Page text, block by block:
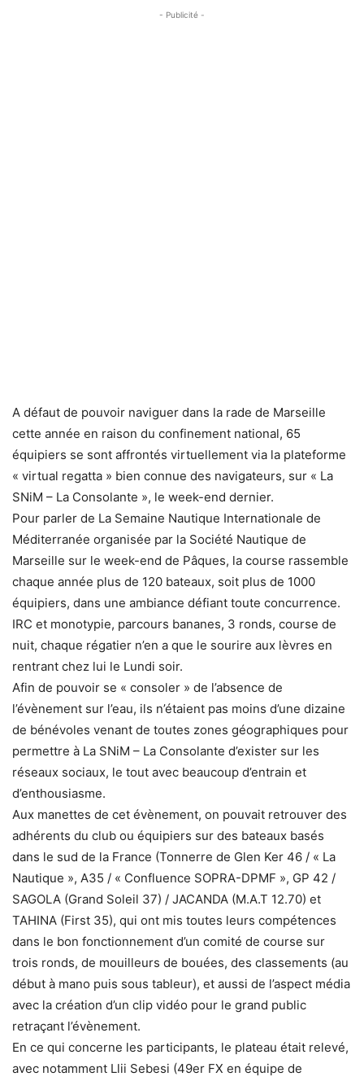
- Publicité -
A défaut de pouvoir naviguer dans la rade de Marseille
cette année en raison du confinement national, 65
équipiers se sont affrontés virtuellement via la plateforme
« virtual regatta » bien connue des navigateurs, sur « La
SNiM – La Consolante », le week-end dernier.
Pour parler de La Semaine Nautique Internationale de
Méditerranée organisée par la Société Nautique de
Marseille sur le week-end de Pâques, la course rassemble
chaque année plus de 120 bateaux, soit plus de 1000
équipiers, dans une ambiance défiant toute concurrence.
IRC et monotypie, parcours bananes, 3 ronds, course de
nuit, chaque régatier n’en a que le sourire aux lèvres en
rentrant chez lui le Lundi soir.
Afin de pouvoir se « consoler » de l’absence de
l’évènement sur l’eau, ils n’étaient pas moins d’une dizaine
de bénévoles venant de toutes zones géographiques pour
permettre à La SNiM – La Consolante d’exister sur les
réseaux sociaux, le tout avec beaucoup d’entrain et
d’enthousiasme.
Aux manettes de cet évènement, on pouvait retrouver des
adhérents du club ou équipiers sur des bateaux basés
dans le sud de la France (Tonnerre de Glen Ker 46 / « La
Nautique », A35 / « Confluence SOPRA-DPMF », GP 42 /
SAGOLA (Grand Soleil 37) / JACANDA (M.A.T 12.70) et
TAHINA (First 35), qui ont mis toutes leurs compétences
dans le bon fonctionnement d’un comité de course sur
trois ronds, de mouilleurs de bouées, des classements (au
début à mano puis sous tableur), et aussi de l’aspect média
avec la création d’un clip vidéo pour le grand public
retraçant l’évènement.
En ce qui concerne les participants, le plateau était relevé,
avec notamment Llii Sebesi (49er FX en équipe de